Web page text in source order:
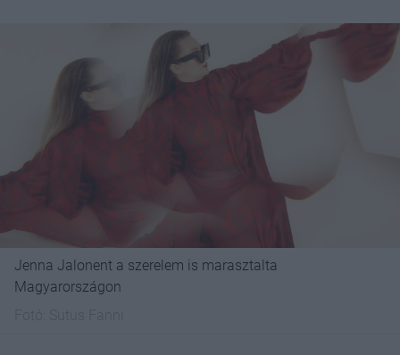
Jenna Jalonent a szerelem is marasztalta
Magyarországon